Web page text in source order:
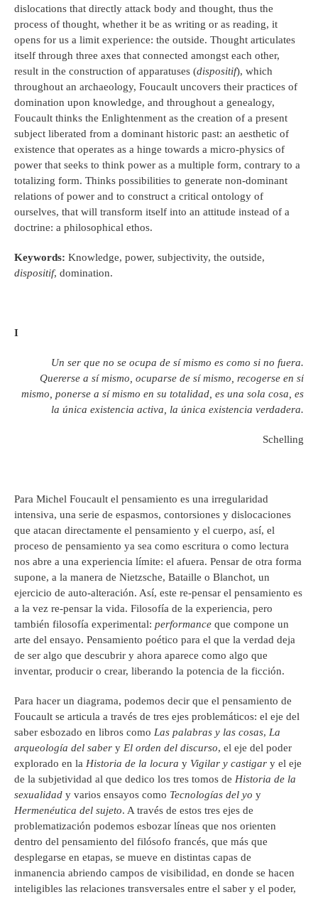
dislocations that directly attack body and thought, thus the
process of thought, whether it be as writing or as reading, it
opens for us a limit experience: the outside. Thought articulates
itself through three axes that connected amongst each other,
result in the construction of apparatuses (dispositif), which
throughout an archaeology, Foucault uncovers their practices of
domination upon knowledge, and throughout a genealogy,
Foucault thinks the Enlightenment as the creation of a present
subject liberated from a dominant historic past: an aesthetic of
existence that operates as a hinge towards a micro-physics of
power that seeks to think power as a multiple form, contrary to a
totalizing form. Thinks possibilities to generate non-dominant
relations of power and to construct a critical ontology of
ourselves, that will transform itself into an attitude instead of a
doctrine: a philosophical ethos.
Keywords: Knowledge, power, subjectivity, the outside,
dispositif, domination.
I
Un ser que no se ocupa de sí mismo es como si no fuera.
Quererse a sí mismo, ocuparse de sí mismo, recogerse en sí
mismo, ponerse a sí mismo en su totalidad, es una sola cosa, es
la única existencia activa, la única existencia verdadera.
Schelling
Para Michel Foucault el pensamiento es una irregularidad
intensiva, una serie de espasmos, contorsiones y dislocaciones
que atacan directamente el pensamiento y el cuerpo, así, el
proceso de pensamiento ya sea como escritura o como lectura
nos abre a una experiencia límite: el afuera. Pensar de otra forma
supone, a la manera de Nietzsche, Bataille o Blanchot, un
ejercicio de auto-alteración. Así, este re-pensar el pensamiento es
a la vez re-pensar la vida. Filosofía de la experiencia, pero
también filosofía experimental: performance que compone un
arte del ensayo. Pensamiento poético para el que la verdad deja
de ser algo que descubrir y ahora aparece como algo que
inventar, producir o crear, liberando la potencia de la ficción.
Para hacer un diagrama, podemos decir que el pensamiento de
Foucault se articula a través de tres ejes problemáticos: el eje del
saber esbozado en libros como Las palabras y las cosas, La
arqueología del saber y El orden del discurso, el eje del poder
explorado en la Historia de la locura y Vigilar y castigar y el eje
de la subjetividad al que dedico los tres tomos de Historia de la
sexualidad y varios ensayos como Tecnologías del yo y
Hermenéutica del sujeto. A través de estos tres ejes de
problematización podemos esbozar líneas que nos orienten
dentro del pensamiento del filósofo francés, que más que
desplegarse en etapas, se mueve en distintas capas de
inmanencia abriendo campos de visibilidad, en donde se hacen
inteligibles las relaciones transversales entre el saber y el poder,